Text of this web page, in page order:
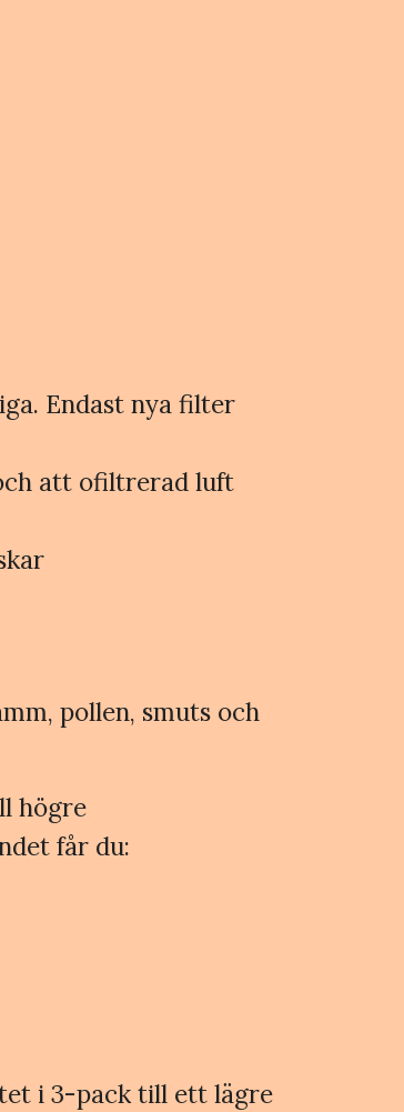
Endast nya filter
att ofiltrerad luft
pollen, smuts och
högre
får du:
i 3-pack till ett lägre